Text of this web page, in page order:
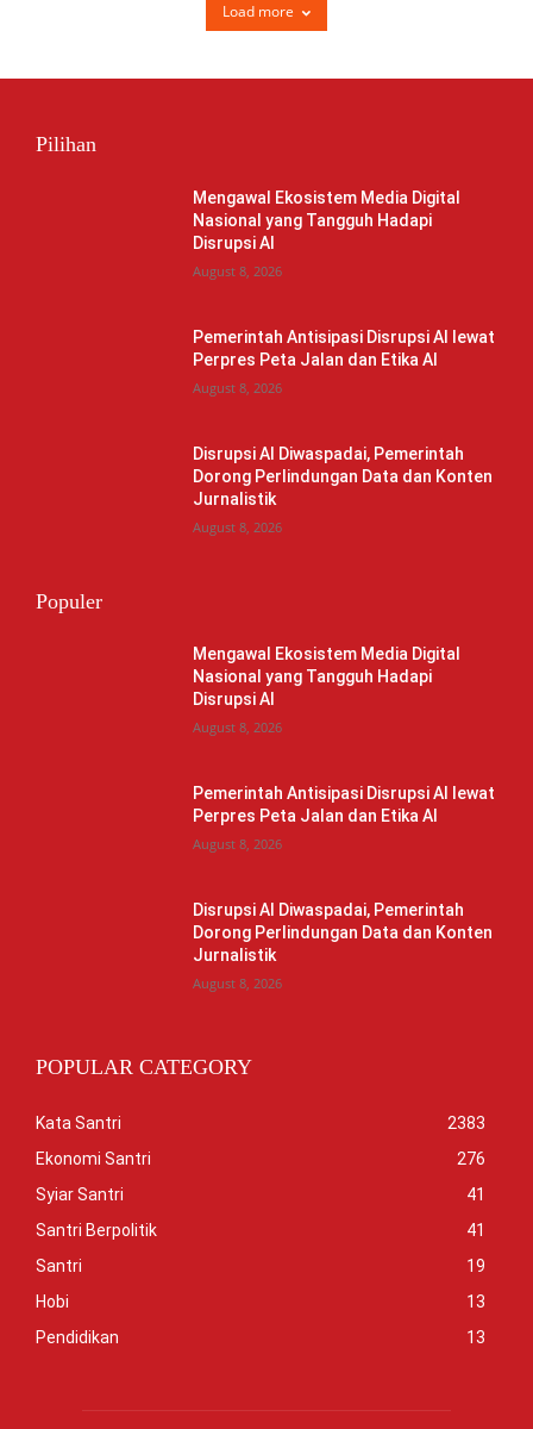
Load more
Pilihan
Mengawal Ekosistem Media Digital
Nasional yang Tangguh Hadapi
Disrupsi AI
August 8, 2026
Pemerintah Antisipasi Disrupsi AI lewat
Perpres Peta Jalan dan Etika AI
August 8, 2026
Disrupsi AI Diwaspadai, Pemerintah
Dorong Perlindungan Data dan Konten
Jurnalistik
August 8, 2026
Populer
Mengawal Ekosistem Media Digital
Nasional yang Tangguh Hadapi
Disrupsi AI
August 8, 2026
Pemerintah Antisipasi Disrupsi AI lewat
Perpres Peta Jalan dan Etika AI
August 8, 2026
Disrupsi AI Diwaspadai, Pemerintah
Dorong Perlindungan Data dan Konten
Jurnalistik
August 8, 2026
POPULAR CATEGORY
Kata Santri
2383
Ekonomi Santri
276
Syiar Santri
41
Santri Berpolitik
41
Santri
19
Hobi
13
Pendidikan
13